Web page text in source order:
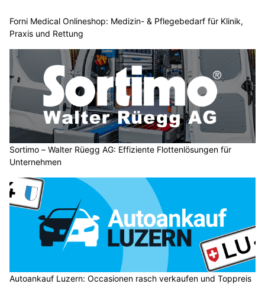
Forni Medical Onlineshop: Medizin- & Pflegebedarf für Klinik,
Praxis und Rettung
Sortimo – Walter Rüegg AG: Effiziente Flottenlösungen für
Unternehmen
Autoankauf Luzern: Occasionen rasch verkaufen und Toppreis